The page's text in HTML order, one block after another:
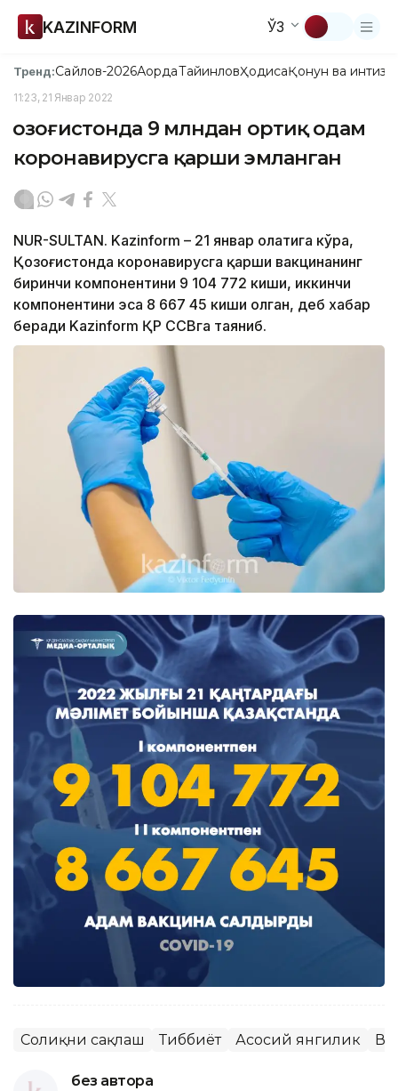
KAZINFORM ЎЗ
Тренд:Сайлов-2026АқордаТайинловҲодисаҚонун ва
11:23, 21 Январ 2022
Қозоғистонда 9 млндан ортиқ одам
коронавирусга қарши эмланган
NUR-SULTAN. Kazinform – 21 январ ҳолатига кўра,
Қозоғистонда коронавирусга қарши вакцинанинг
биринчи компонентини 9 104 772 киши, иккинчи
компонентини эса 8 667 45 киши олган, деб хабар
беради Kazinform ҚР ССВга таяниб.
Соғлиқни сақлаш Тиббиёт Асосий янгилик
без автора